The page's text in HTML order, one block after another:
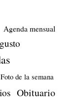
Agenda mensual
Foto de la semana
Obituario